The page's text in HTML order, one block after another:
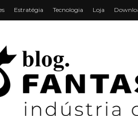
Estratégia Tecnologia Loja